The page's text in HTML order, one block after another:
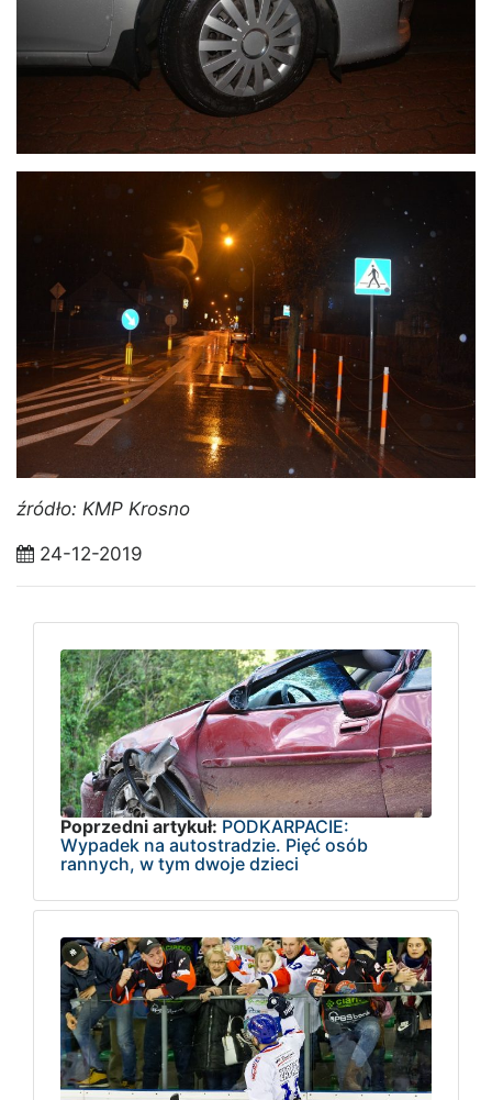
źródło: KMP Krosno
24-12-2019
Poprzedni artykuł: PODKARPACIE:
Wypadek na autostradzie. Pięć osób
rannych, w tym dwoje dzieci